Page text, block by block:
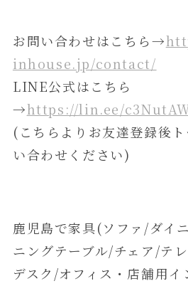
お問い合わせはこちら→
inhouse.jp/contact/
LINE公式はこちら
→https://lin.ee/
(こちらよりお友達登録後
い合わせください)
鹿児島で家具(ソファ/ダイ
ニングテーブル/チェア/テ
デスク/オフィス・店舗用